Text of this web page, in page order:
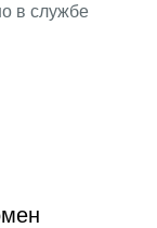
в службе